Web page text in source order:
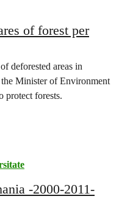
of forest per
deforested areas in
Minister of Environment
protect forests.
-2000-2011-